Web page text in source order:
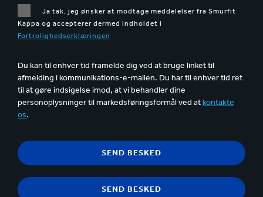
Ja tak, jeg ønsker at modtage meddelelser fra Smurfit
Kappa og accepterer dermed indholdet i
Fortrolighedserklæringen
Du kan til enhver tid framelde dig ved at bruge linket til
afmelding i kommunikations-e-mailen. Du har til enhver tid ret
til at gøre indsigelse imod, at vi behandler dine
personoplysninger til markedsføringsformål ved atkontakte
os.